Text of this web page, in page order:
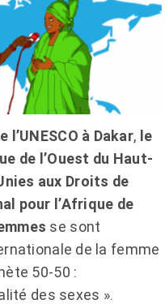
l’UNESCO à Dakar, le
de l’Ouest du Haut-
aux Droits de
pour l’Afrique de
se sont
de la femme
50-50 :
des sexes ».